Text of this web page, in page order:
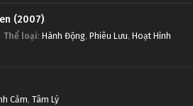
(2007)
Thể loại: Hành Động, Phiêu Lưu, Hoạt Hình
Cảm, Tâm Lý